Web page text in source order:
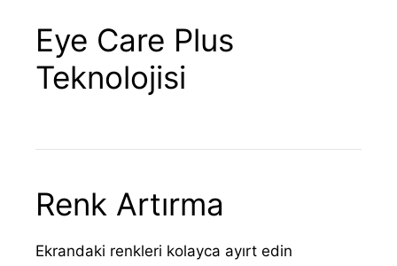
Eye Care Plus
Teknolojisi
Renk Artırma
Ekrandaki renkleri kolayca ayırt edin